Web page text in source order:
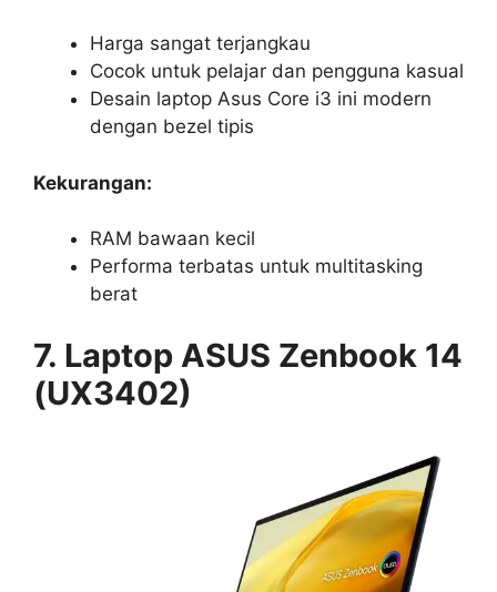
Harga sangat terjangkau
Cocok untuk pelajar dan pengguna kasual
Desain laptop Asus Core i3 ini modern
dengan bezel tipis
Kekurangan:
RAM bawaan kecil
Performa terbatas untuk multitasking
berat
7. Laptop ASUS Zenbook 14
(UX3402)